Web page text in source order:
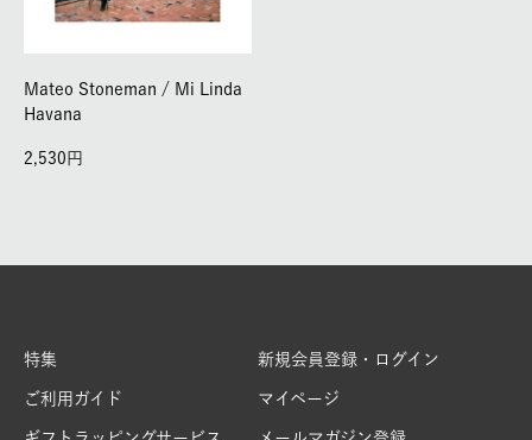
Mateo Stoneman / Mi Linda
Havana
2,530
特集
ご利用ガイド
新規会員登録・ログイン
マイページ